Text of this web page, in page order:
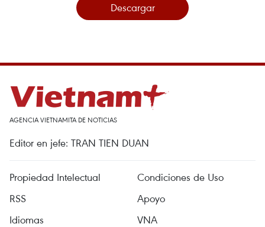
Descargar
AGENCIA VIETNAMITA DE NOTICIAS
Editor en jefe: TRAN TIEN DUAN
Propiedad Intelectual
Condiciones de Uso
RSS
Apoyo
Idiomas
VNA